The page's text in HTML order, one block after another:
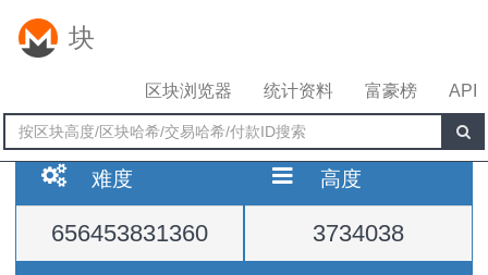
块
区块浏览器 统计资料 富豪榜 API
难度
656453831360
高度
3734038